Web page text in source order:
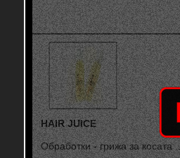
HAIR JUICE
Обработки - грижа за косата